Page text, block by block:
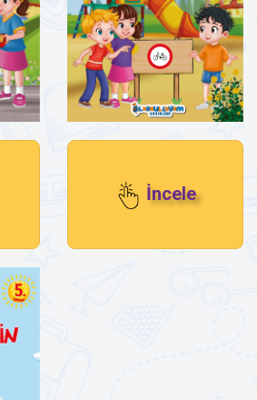
İncele
Kurallar Her Yerde